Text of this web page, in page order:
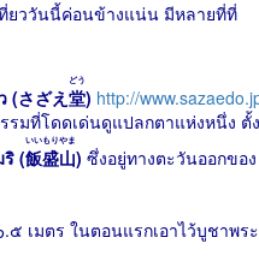
ยววันนี้ค่อนข้างแน่น มีหลายที่ที่
(さざえ 堂
どう
) http://
รมที่โดดเด่นดูแปลกตาแห่งหนึ่ง ตั้ง
ริ (飯盛山
いいもりやま
) ซึ่งอยู่ทางตะวันออกของ
เมตร ในตอนแรกเอาไว้บูชาพระ